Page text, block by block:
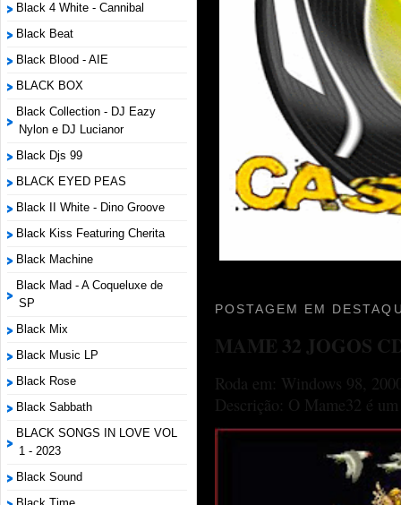
Black 4 White - Cannibal
Black Beat
Black Blood - AIE
BLACK BOX
Black Collection - DJ Eazy
Nylon e DJ Lucianor
Black Djs 99
BLACK EYED PEAS
Black II White - Dino Groove
Black Kiss Featuring Cherita
Black Machine
Black Mad - A Coqueluxe de
SP
Black Mix
Black Music LP
Black Rose
Black Sabbath
BLACK SONGS IN LOVE VOL
1 - 2023
Black Sound
POSTAGEM EM
MAME 32 JOGOS
Roda em: Windows 98,
Descrição: O Mame32 é